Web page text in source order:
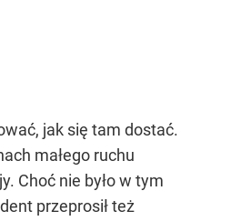
jak się tam dostać.
małego ruchu
Choć nie było w tym
przeprosił też